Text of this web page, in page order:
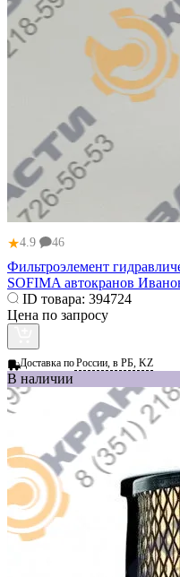
★4.9 46
Фильтроэлемент
SOFIMA автокранов
ID товара: 394724
Цена по запросу
Доставка поРоссии, в РБ, KZ
В наличии